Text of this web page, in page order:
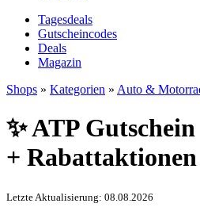
Tagesdeals
Gutscheincodes
Deals
Magazin
Shops » Kategorien » Auto &
✨ ATP Gutschein
+ Rabattaktionen
Letzte Aktualisierung: 08.08.2026